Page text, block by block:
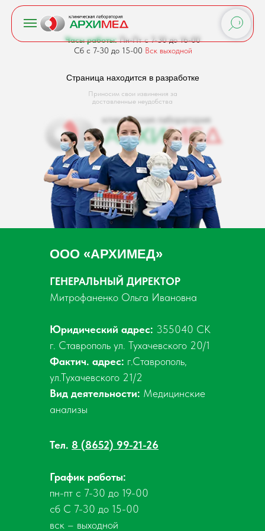
Часы работы:Пн-Пт с 7-30 до 16-00
Сб с 7-30 до 15-00 Вск выходной
Страница находится в разработке
Приносим свои извинения за
доставленные неудобства
ГЕНЕРАЛЬНЫЙ ДИРЕКТОР
Митрофаненко Ольга Ивановна
Юридический адрес: 355040 СК
г. Ставрополь ул. Тухачевского 20/1
Фактич. адрес: г.Ставрополь,
ул.Тухачевского 21/2
Вид деятельности: Медицинские
анализы
Тел. 8 (8652) 99-21-26
График работы:
пн-пт с 7-30 до 19-00
сб С 7-30 до 15-00
вск – выходной
ООО «АРХИМЕД»